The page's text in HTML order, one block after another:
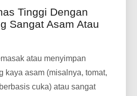
Tinggi Dengan
Sangat Asam Atau
atau menyimpan
kaya asam (misalnya, tomat,
cuka) atau sangat